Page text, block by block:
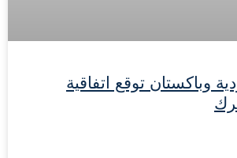
وباكستان توقع اتفاقية